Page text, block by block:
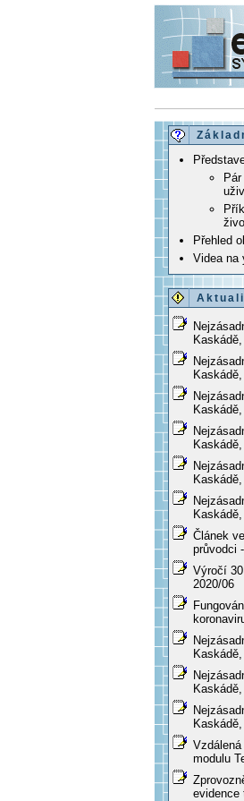
Přehled
Videa na
Článek
průvodci
Výročí
2020/06
modulu
evidence